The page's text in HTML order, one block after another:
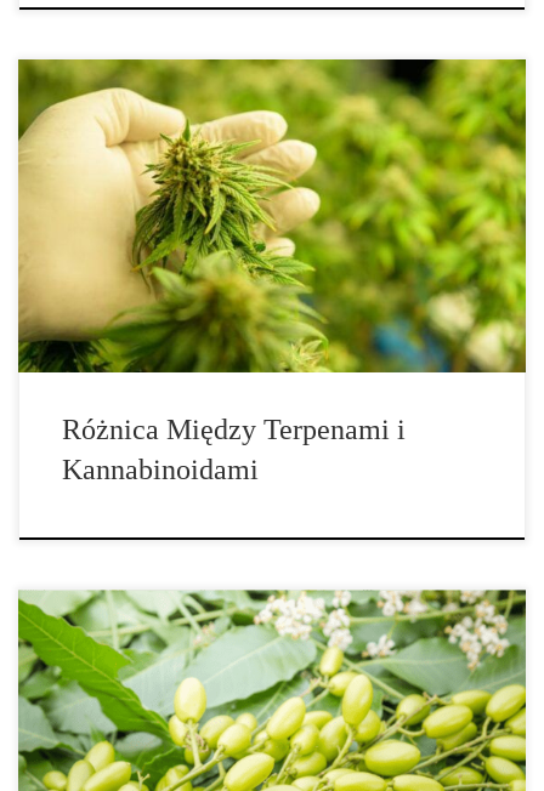
Kannabinoidy i terpeny to związki organiczne, które występują w
konopiach indyjskich. Mają one jednak wiele różnic, z których
najbardziej namacalną jest to, że terpeny mają silny aromat, a
kannabinoidy nie. Terpeny występują również w dużych ilościach
w prawie wszystkich roślinach, podczas gdy kannabinoidy
występują głównie w konopiach indyjskich (chociaż czarny […]
Różnica Między Terpenami i
Kannabinoidami
Jeśli kiedykolwiek wędrowałeś wśród wiecznie zielonych drzew,
prawdopodobnie napotkałeś jeden z rzadszych terpenów
występujących w konopiach indyjskich: kamfen. Jest on mniej
znany niż pinen czy mircen, ale kamfen jest jednym z najbardziej
rozpowszechnionych terpenów występujących w przyrodzie.